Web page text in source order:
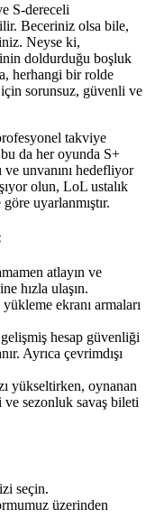
S-dereceli
Beceriniz olsa bile,
Neyse ki,
doldurduğu boşluk
herhangi bir rolde
sorunsuz, güvenli ve
takviye
da her oyunda S+
ve unvanını hedefliyor
olun, LoL ustalık
uyarlanmıştır.
atlayın ve
hızla ulaşın.
ekranı armaları
hesap güvenliği
Ayrıca çevrimdışı
yükseltirken, oynanan
sezonluk savaş bileti
seçin.
üzerinden